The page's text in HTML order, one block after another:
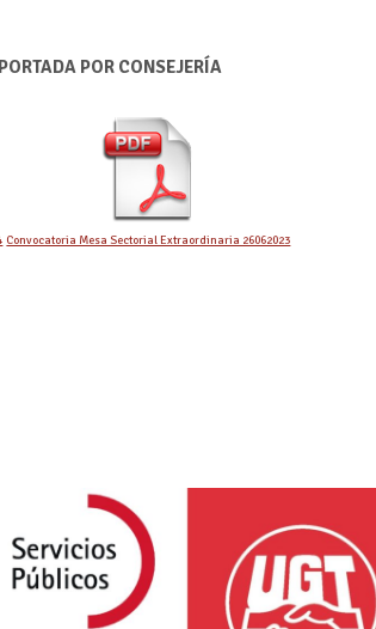
POR CONSEJERÍA
Convocatoria Mesa Sectorial Extraordinaria 26062023